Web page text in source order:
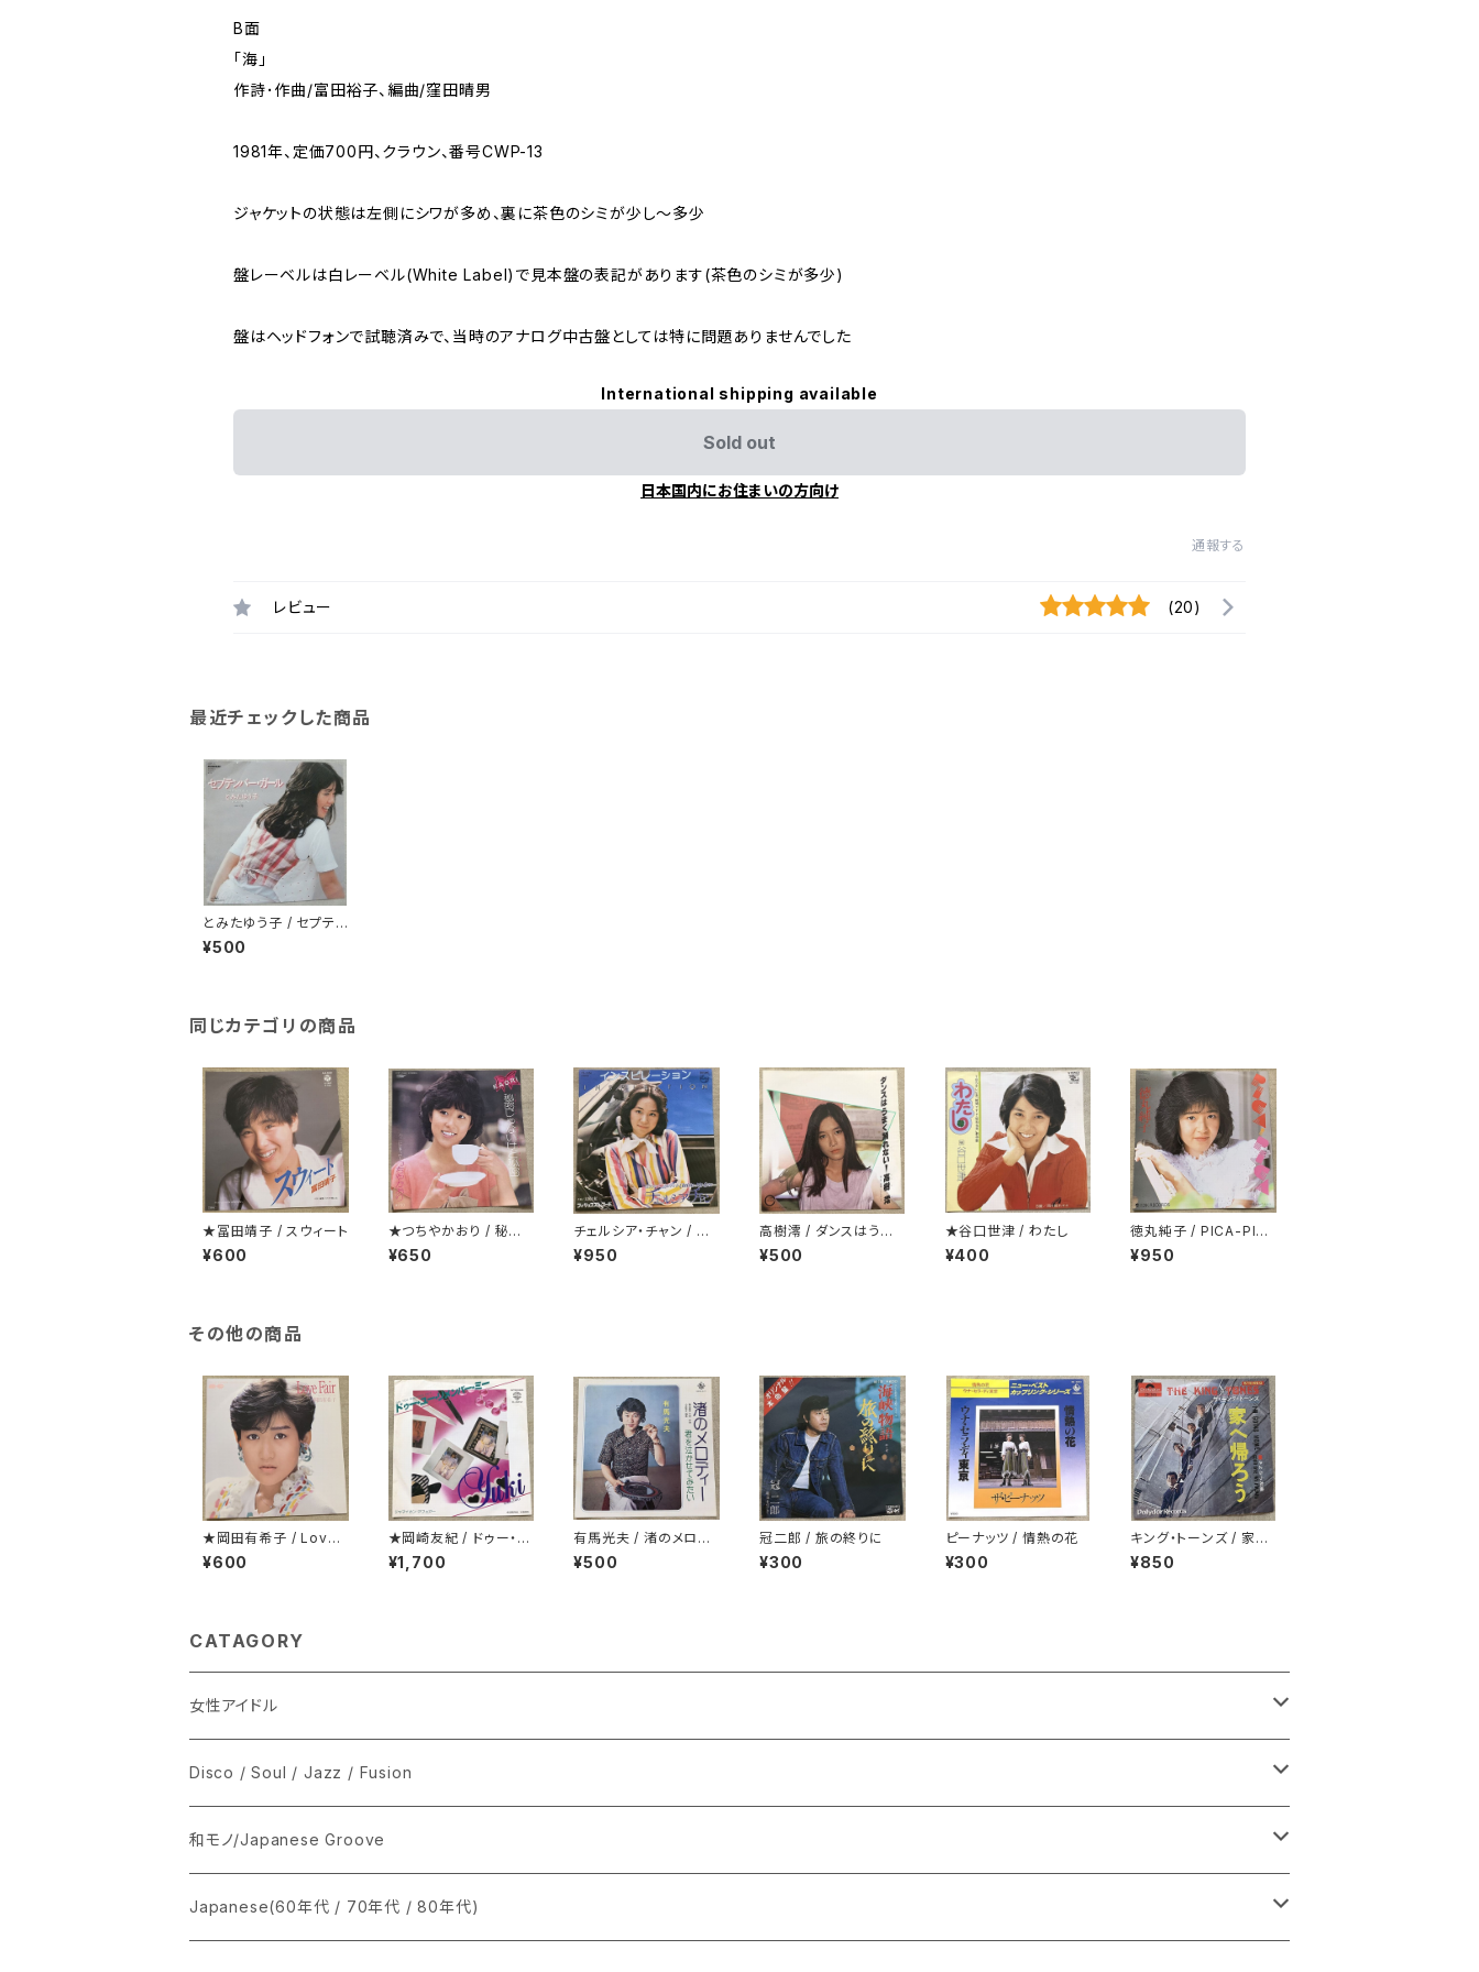
B面
「海」
作詩･作曲/富田裕子、編曲/窪田晴男
1981年、定価700円、クラウン、番号CWP-13
ジャケットの状態は左側にシワが多め、裏に茶色のシミが少し～多少
盤レーベルは白レーベル(White Label)で見本盤の表記があります(茶色のシミが多少)
盤はヘッドフォンで試聴済みで、当時のアナログ中古盤としては特に問題ありませんでした
International shipping available
Sold out
日本国内にお住まいの方向け
通報する
レビュー (20)
最近チェックした商品
とみたゆう子 / セプテン
バー・ガール
¥500
同じカテゴリの商品
★冨田靖子 / スウィート
¥600
★つちやかおり / 秘密
じゃないけど秘密
¥650
チェルシア・チャン / イ
ンスピレーション
¥950
高樹澪 / ダンスはうまく
踊れない
¥500
★谷口世津 / わたし
¥400
徳丸純子 / PICA-PIC
A
¥950
その他の商品
★岡田有希子 / Love
Fair
¥600
★岡崎友紀 / ドゥー・ユ
ー・リメンバー・ミー
¥1,700
有馬光夫 / 渚のメロデ
ィー
¥500
冠二郎 / 旅の終りに
¥300
ピーナッツ / 情熱の花
¥300
キング・トーンズ / 家へ
帰ろう
¥850
CATAGORY
女性アイドル
シングル盤
あ行
か行
LP
CD
Disco / Soul / Jazz / Fusion
シングル盤
A
12インチ・シングル
和モノ/Japanese Groove
シングル盤
Japanese(60年代 / 70年代 / 80年代)